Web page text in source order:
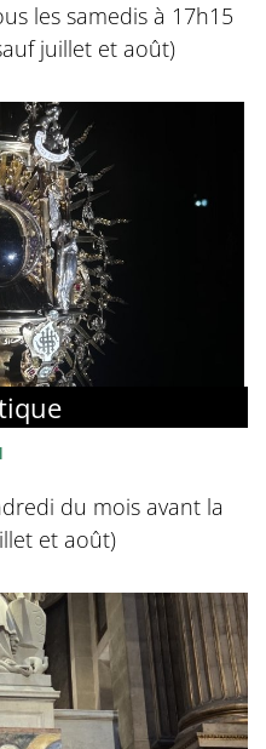
les samedis à 17h15
juillet et août)
du mois avant la
et août)